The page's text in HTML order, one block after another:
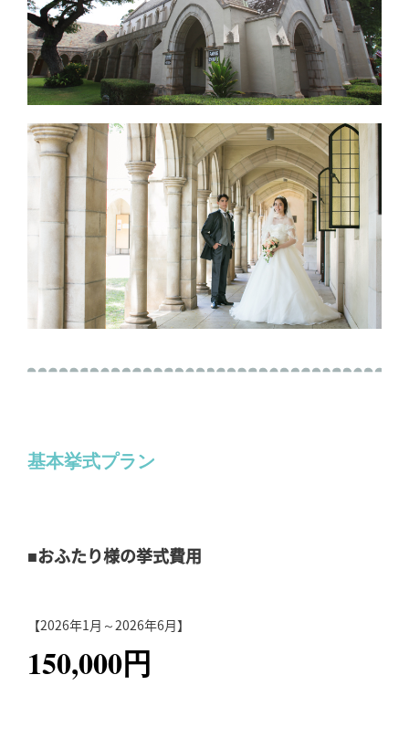
基本挙式プラン
■おふたり様の挙式費用
【2026年1月～2026年6月】
150,000円